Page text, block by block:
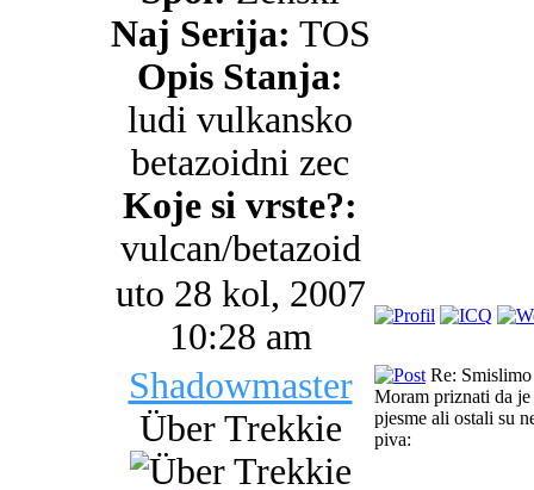
Naj Serija: TOS
Opis Stanja:
ludi vulkansko
betazoidni zec
Koje si vrste?:
vulcan/betazoid
uto 28 kol, 2007
10:28 am
Shadowmaster
Über Trekkie
Re:
Moram priznati da
pjesme ali ostali su
piva: